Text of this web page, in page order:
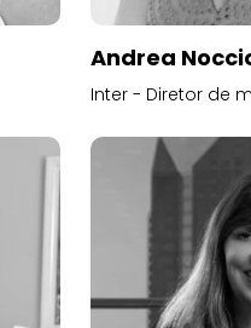
Andrea
Inter - Diretor de